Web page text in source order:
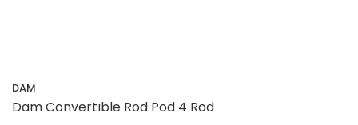
DAM
Dam Convertıble Rod Pod 4 Rod